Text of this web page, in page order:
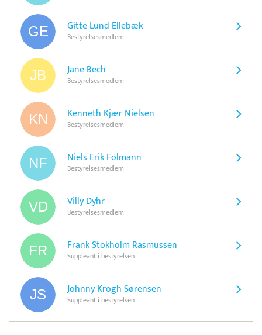
Gitte Lund Ellebæk
Bestyrelsesmedlem
Jane Bech
Bestyrelsesmedlem
Kenneth Kjær Nielsen
Bestyrelsesmedlem
Niels Erik Folmann
Bestyrelsesmedlem
Villy Dyhr
Bestyrelsesmedlem
Frank Stokholm Rasmussen
Suppleant i bestyrelsen
Johnny Krogh Sørensen
Suppleant i bestyrelsen